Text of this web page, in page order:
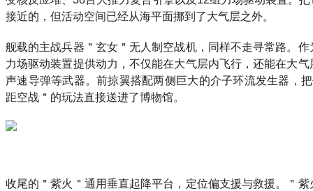
接近的，但活动空间已经从海平面挪到了大气层之外。
舰载的主战兵器＂玄女＂无人制空战机，同样不走寻常路。
力场驱动装置提供动力，不仅能在大气层内飞行，还能在大
声速导弹等武器。前掠翼搭配两侧巨大的介子环流发生器，
距空战＂的玩法直接送进了博物馆。
收尾的＂紫火＂通用垂直起降平台，定位偏支援与救援。＂